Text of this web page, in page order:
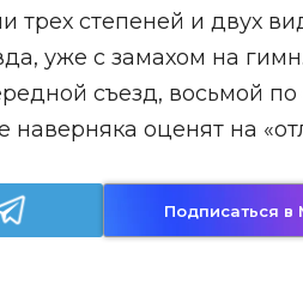
степеней и двух
уже с замахом на
съезд, восьмой
оценят на
Подписаться в